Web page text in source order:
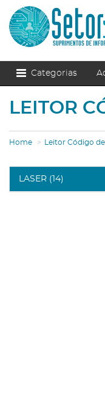
Categorias
LEITOR
Home Leitor Código
LASER (14)